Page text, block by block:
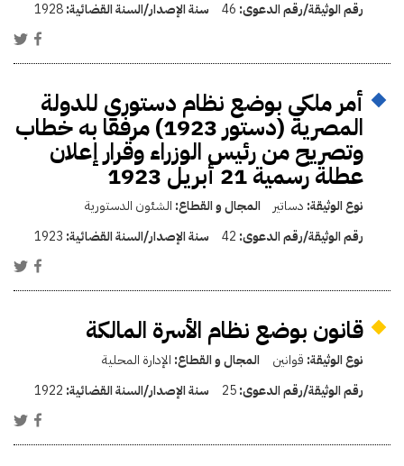
رقم الوثيقة/رقم الدعوى: 46 سنة الإصدار/السنة القضائية:1928
أمر ملكي بوضع نظام دستوري للدولة
المصرية (دستور 1923) مرفقا به خطاب
وتصريح من رئيس الوزراء وقرار إعلان
عطلة رسمية 21 أبريل 1923
نوع الوثيقة: دساتير المجال و القطاع: الشئون الدستورية
رقم الوثيقة/رقم الدعوى: 42 سنة الإصدار/السنة القضائية: 1923
قانون بوضع نظام الأسرة المالكة
نوع الوثيقة: قوانين المجال و القطاع: الإدارة المحلية
رقم الوثيقة/رقم الدعوى:25 سنة الإصدار/السنة القضائية: 1922